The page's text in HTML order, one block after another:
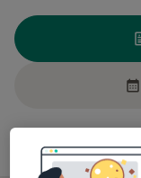
Ceník